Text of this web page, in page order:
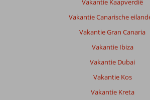
Vakantie Kaapverdië
Vakantie Canarische
Vakantie Gran Canaria
Vakantie Ibiza
Vakantie Dubai
Vakantie Kos
Vakantie Kreta